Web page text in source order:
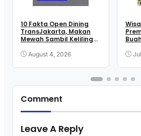
10 Fakta Open Dining
TransJakarta, Makan
Mewah Sambil Keliling
August 4, 2026
Comment
Leave A Reply